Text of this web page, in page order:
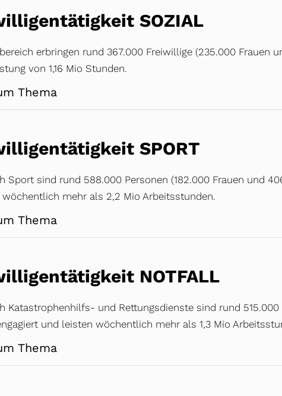
SOZIAL
erbringen rund 367.000 Freiwillige (235.000 Frauen
von 1,16 Mio Stunden.
Thema
SPORT
Sport sind rund 588.000 Personen (182.000 Frauen und
wöchentlich mehr als 2,2 Mio Arbeitsstunden.
Thema
NOTFALL
Katastrophenhilfs- und Rettungsdienste sind rund 515.000
und leisten wöchentlich mehr als 1,3 Mio
Thema